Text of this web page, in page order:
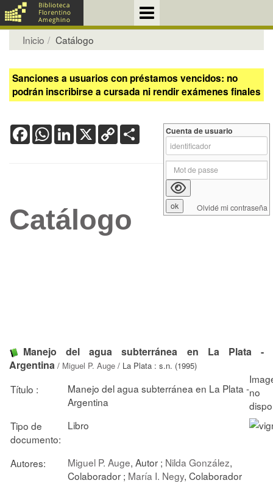
Inicio Catálogo
Sanciones a usuarios con préstamos vencidos: no
podrán inscribirse a cursada ni rendir exámenes finales
FacebookWhatsApp
LinkedIn
X Copy
Link
Catálogo
Manejo del agua subterránea en La Plata -
Argentina / Miguel P. Auge / La Plata : s.n. (1995)
Título :
Manejo del agua subterránea en La Plata -
Argentina
Tipo de
documento:
Libro
Autores: Miguel P. Auge, Autor ; Nilda González,
Colaborador ; María I. Negy, Colaborador
Cuenta de usuario
Olvidé mi contraseña